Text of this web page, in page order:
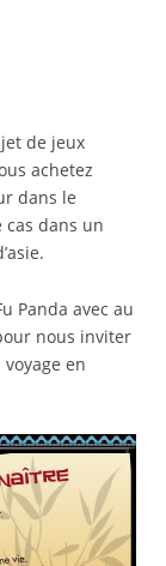
de jeux
achetez
dans le
dans un
Panda avec au
nous inviter
en